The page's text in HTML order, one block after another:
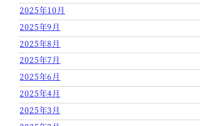
2025年10月
2025年9月
2025年8月
2025年7月
2025年6月
2025年4月
2025年3月